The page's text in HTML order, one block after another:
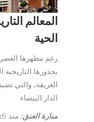
المعالم
الحية
رغم مظهرها
بجذورها
العريقة، والتي
الدار البيضاء
منارة العنق: